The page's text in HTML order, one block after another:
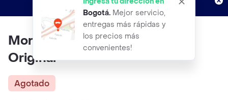
Bogotá. Mejor servicio,
entregas más rápidas y
los precios más
convenientes!
envíos gratis por semanas
Aplican TyC
Moroccanoil Crema Manos
Original
Agotado